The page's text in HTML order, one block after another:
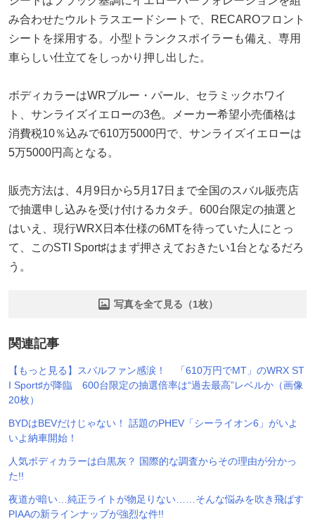
み合わせたウルトラスエードシートで、RECAROフロント
シートを採用する。小型トランクスポイラーも備え、専用
車らしい仕立てをしっかり押し出した。
ボディカラーはWRブルー・パール、セラミックホワイ
ト、サンライズイエローの3色。メーカー希望小売価格は
消費税10％込みで610万5000円で、サンライズイエローは
5万5000円高となる。
販売方法は、4月9日から5月17日まで全国のスバル販売店
で抽選申し込みを受け付けるカタチ。600台限定の抽選と
はいえ、現行WRX日本仕様の6MTを待っていた人にとっ
て、このSTI Sport♯はまず押さえておきたい1台となるだろ
う。
写真を全て見る（1枚）
関連記事
【もっと見る】スバルファン感涙！ 「610万円でMT」のWRX ST
I Sport♯が降臨 600台限定の抽選倍率は“過去最高”レベルか（画像
20枚）
BYDはBEVだけじゃない！ 話題のPHEV「シーライオン6」がいよ
いよ納車開始！
人気ボディカラーは白黒灰？ 国際的な調査からその理由が分かっ
た!!
夜道が暗い…純正ライトが物足りない……そんな悩みを吹き飛ばす
PIAAの新ラインナップが強烈な件!!